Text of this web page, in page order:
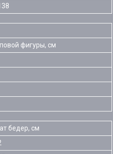
фигуры, см
бедер, см